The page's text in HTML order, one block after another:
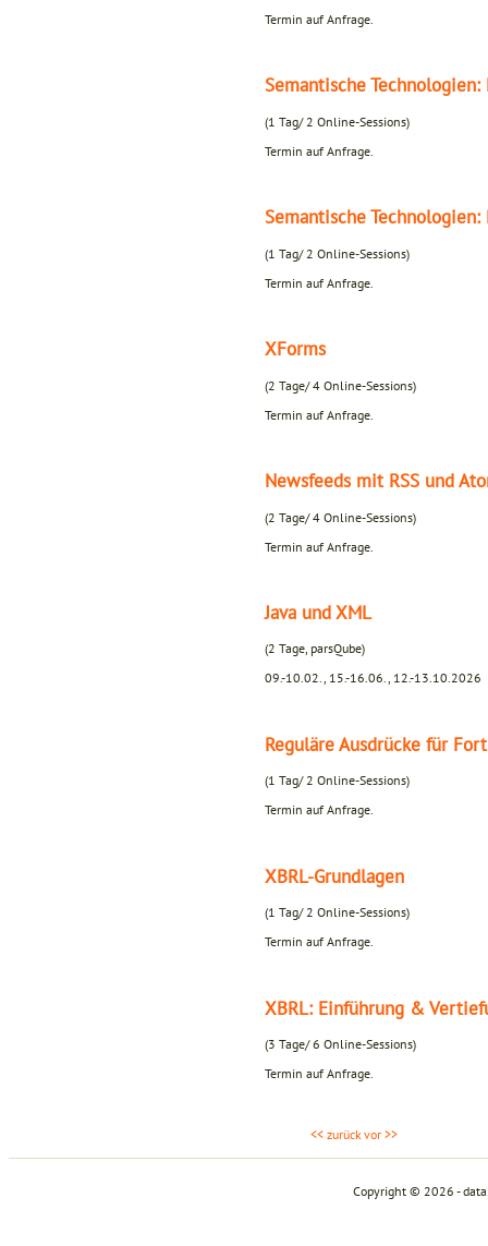
Termin auf Anfrage.
Semantische
(1 Tag/ 2 Online-Sessions)
Termin auf Anfrage.
Semantische Technologien:
(1 Tag/ 2 Online-Sessions)
Termin auf Anfrage.
XForms
(2 Tage/ 4 Online-Sessions)
Termin auf Anfrage.
Newsfeeds mit RSS und
(2 Tage/ 4 Online-Sessions)
Termin auf Anfrage.
Java und XML
(2 Tage, parsQube)
09.-10.02., 15.-16.06., 12.-13.10.2026
Reguläre Ausdrücke für
(1 Tag/ 2 Online-Sessions)
Termin auf Anfrage.
XBRL-Grundlagen
(1 Tag/ 2 Online-Sessions)
Termin auf Anfrage.
XBRL: Einführung &
(3 Tage/ 6 Online-Sessions)
Termin auf Anfrage.
<< zurückvor >>
Copyright © 2026 -